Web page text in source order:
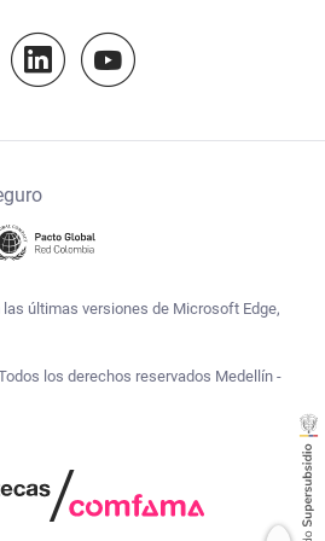
últimas versiones de Microsoft Edge,
los derechos reservados Medellín -